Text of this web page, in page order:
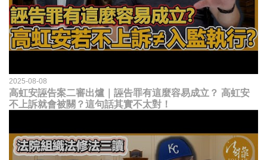
2025-08-08
高虹安誣告案二審出爐｜誣告罪有這麼容易成立？ 高虹安
不上訴就會被關？這句話其實不太對！